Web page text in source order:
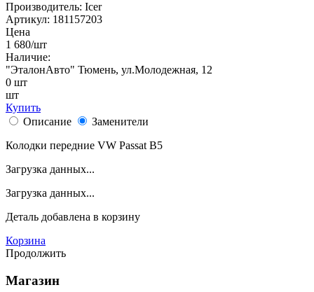
Производитель: Icer
Артикул: 181157203
Цена
1 680/шт
Наличие:
"ЭталонАвто" Тюмень, ул.Молодежная, 12
0 шт
шт
Купить
Описание
Заменители
Колодки передние VW Passat B5
Загрузка данных...
Загрузка данных...
Деталь добавлена в корзину
Корзина
Продолжить
Магазин